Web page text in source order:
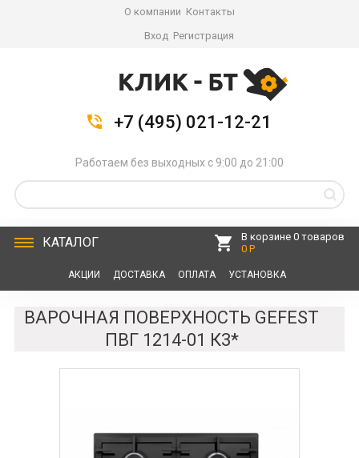
О компании Контакты
Вход Регистрация
+7 (495) 021-12-21
Работаем без выходных с 9:00 до 21:00
КАТАЛОГ
В корзине 0 товаров
0 Р
АКЦИИ ДОСТАВКА ОПЛАТА УСТАНОВКА
ВАРОЧНАЯ ПОВЕРХНОСТЬ GEFEST
ПВГ 1214-01 К3*